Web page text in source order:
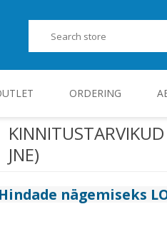
ORDERING
JNE)
Hindade nägemiseks